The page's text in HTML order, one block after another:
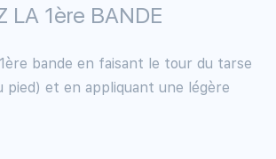
LA 1ère BANDE
bande en faisant le tour du tarse
pied) et en appliquant une légère